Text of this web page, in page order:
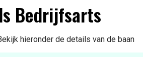
Bedrijfsarts
hieronder de details van de baan